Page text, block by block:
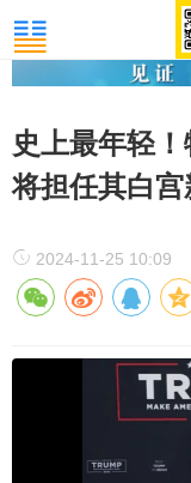
史上最年轻
将担任其白
2024-11-25 10:09